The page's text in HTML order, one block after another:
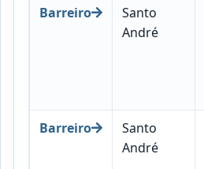
Barreiro
Santo
André
Barreiro
Santo
André